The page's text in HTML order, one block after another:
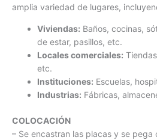
amplia variedad de lugares,
Viviendas: Baños, cocinas,
de estar, pasillos, etc.
Locales comerciales:
etc.
Instituciones: Escuelas,
Industrias: Fábricas,
COLOCACIÓN
– Se encastran las placas y se pega